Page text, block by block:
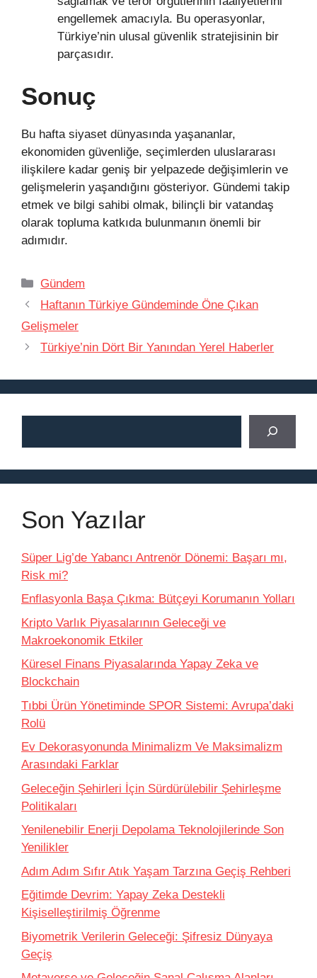
engellemek amacıyla. Bu operasyonlar,
Türkiye’nin ulusal güvenlik stratejisinin bir
parçasıdır.
Sonuç
Bu hafta siyaset dünyasında yaşananlar,
ekonomiden güvenliğe, seçimlerden uluslararası
ilişkilere kadar geniş bir yelpazede değişimlerin ve
gelişmelerin yaşandığını gösteriyor. Gündemi takip
etmek ve bilgi sahibi olmak, bilinçli bir vatandaş
olarak topluma katkıda bulunmanın önemli bir
adımıdır.
Kategoriler
Gündem
Haftanın Türkiye Gündeminde Öne Çıkan
Gelişmeler
Türkiye’nin Dört Bir Yanından Yerel Haberler
Son Yazılar
Süper Lig’de Yabancı Antrenör Dönemi: Başarı mı,
Risk mi?
Enflasyonla Başa Çıkma: Bütçeyi Korumanın Yolları
Kripto Varlık Piyasalarının Geleceği ve
Makroekonomik Etkiler
Küresel Finans Piyasalarında Yapay Zeka ve
Blockchain
Tıbbi Ürün Yönetiminde SPOR Sistemi: Avrupa’daki
Rolü
Ev Dekorasyonunda Minimalizm Ve Maksimalizm
Arasındaki Farklar
Geleceğin Şehirleri İçin Sürdürülebilir Şehirleşme
Politikaları
Yenilenebilir Enerji Depolama Teknolojilerinde Son
Yenilikler
Adım Adım Sıfır Atık Yaşam Tarzına Geçiş Rehberi
Eğitimde Devrim: Yapay Zeka Destekli
Kişiselleştirilmiş Öğrenme
Biyometrik Verilerin Geleceği: Şifresiz Dünyaya
Geçiş